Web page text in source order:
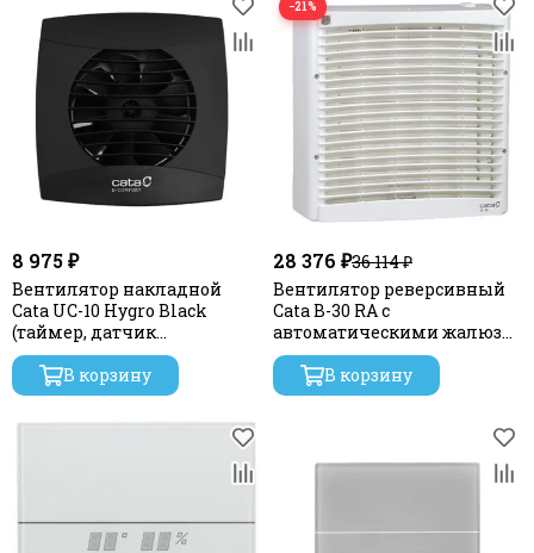
8 975 ₽
Вентилятор накладной
Cata UC-10 Hygro Black
(таймер, датчик
влажности)
В корзину
−21%
28 376 ₽36 114 ₽
Вентилятор реверсивный
Cata B-30 RA с
автоматическими жалюзи
и ПУ
В корзину